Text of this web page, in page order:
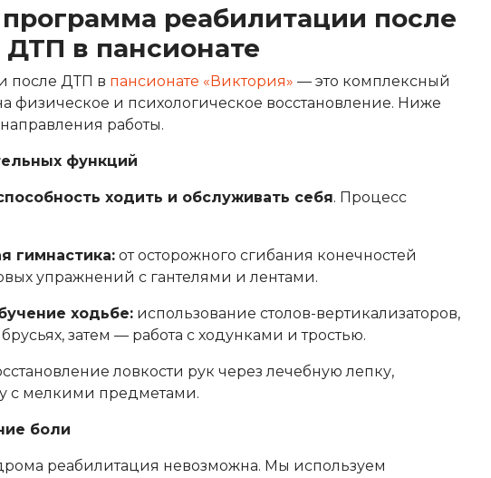
реабилитации после
ДТП в пансионате
после ДТП в пансионате «Виктория» — это комплексный
физическое и психологическое восстановление. Ниже
работы.
функций
ходить и обслуживать себя. Процесс
гимнастика: от осторожного сгибания конечностей
упражнений с гантелями и лентами.
ходьбе: использование столов-вертикализаторов,
затем — работа с ходунками и тростью.
ловкости рук через лечебную лепку,
с мелкими предметами.
боли
реабилитация невозможна. Мы используем